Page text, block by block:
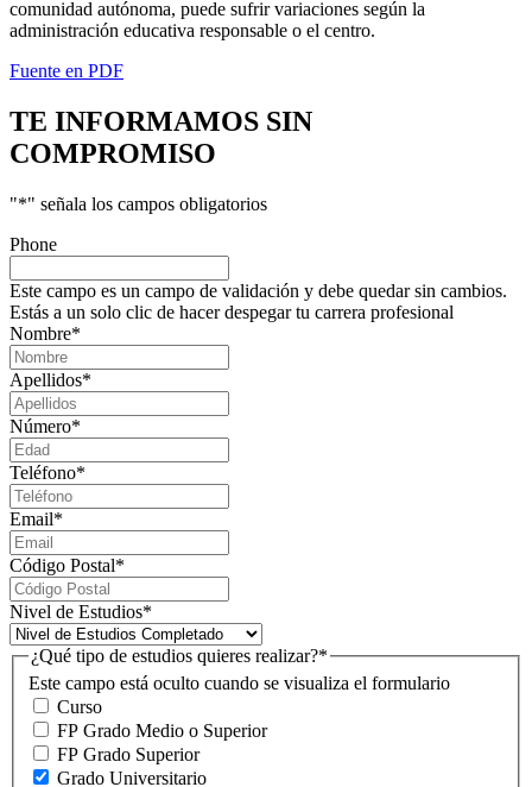
comunidad autónoma, puede sufrir variaciones según la
administración educativa responsable o el centro.
Fuente en PDF
TE INFORMAMOS SIN
COMPROMISO
"*" señala los campos obligatorios
Phone
Este campo es un campo de validación y debe quedar sin cambios.
Estás a un solo clic de hacer despegar tu carrera profesional
Nombre*
Apellidos*
Número*
Teléfono*
Email*
Código Postal*
Nivel de Estudios*
Este campo está oculto cuando se visualiza el formulario
¿Qué tipo de estudios quieres realizar?*
Curso
FP Grado Medio o Superior
FP Grado Superior
Grado Universitario